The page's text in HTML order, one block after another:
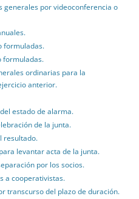
generales por videoconferencia o
formuladas.
formuladas.
ordinarias para la
anterior.
estado de alarma.
de la junta.
resultado.
levantar acta de la junta.
por los socios.
a cooperativistas.
transcurso del plazo de duración.